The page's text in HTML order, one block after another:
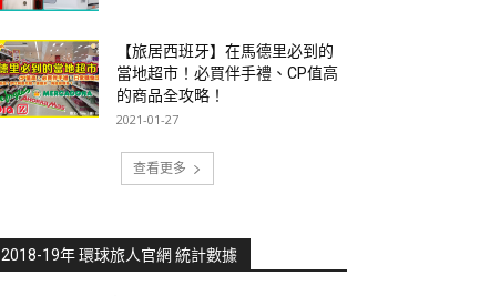
【旅居西班牙】在馬德里必到的
當地超市！必買伴手禮、CP值高
的商品全攻略！
2021-01-27
查看更多
2018-19年 環球旅人官網 統計數據